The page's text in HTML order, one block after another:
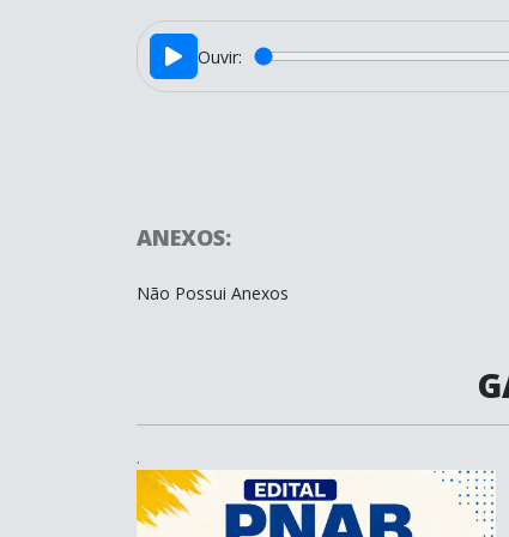
Ouvir:
ANEXOS:
Não Possui Anexos
.